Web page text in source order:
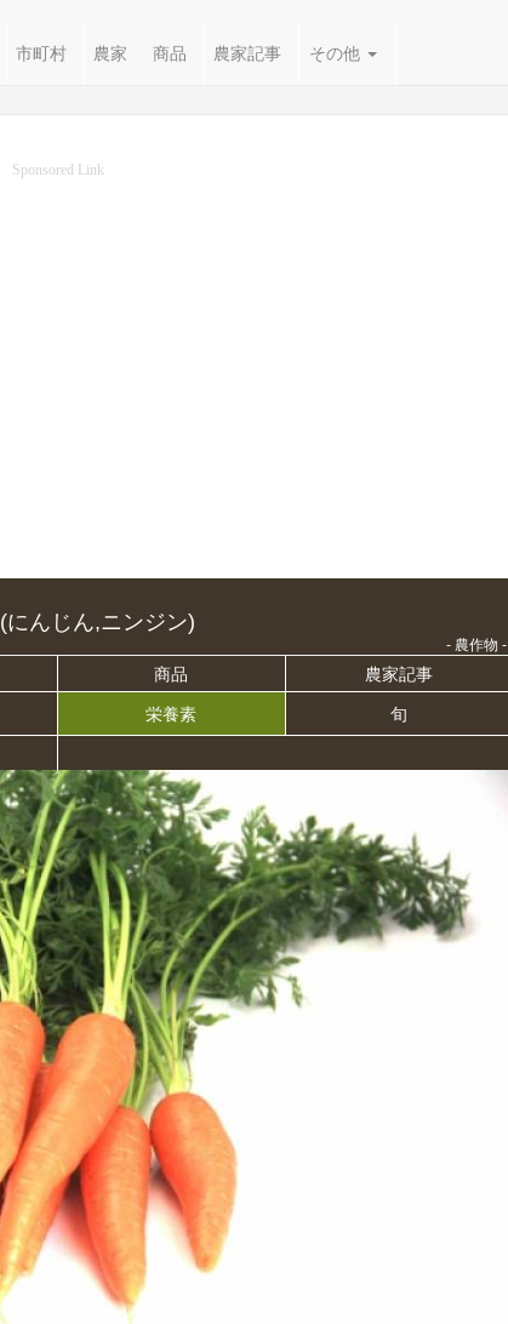
市町村 農家 商品 農家記事 その他
Sponsored Link
(にんじん,ニンジン)
- 農作物 -
商品
農家記事
栄養素 旬